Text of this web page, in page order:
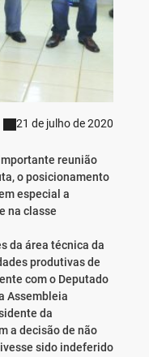
21 de julho de 2020
reunião
o posicionamento
especial a
na classe
da área técnica da
produtivas de
com o Deputado
Assembleia
da
a decisão de não
sido indeferido